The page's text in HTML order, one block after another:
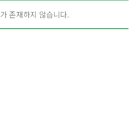
존재하지 않습니다.